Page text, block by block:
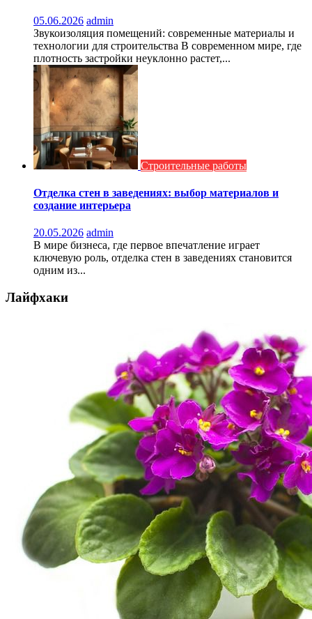
05.06.2026 admin
Звукоизоляция помещений: современные материалы и
технологии для строительства В современном мире, где
плотность застройки неуклонно растет,...
Строительные работы
Отделка стен в заведениях: выбор материалов и
создание интерьера
20.05.2026 admin
В мире бизнеса, где первое впечатление играет
ключевую роль, отделка стен в заведениях становится
одним из...
Лайфхаки